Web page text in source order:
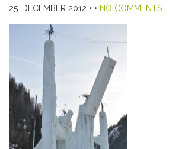
25. DECEMBER 2012 • • NO COMMENTS